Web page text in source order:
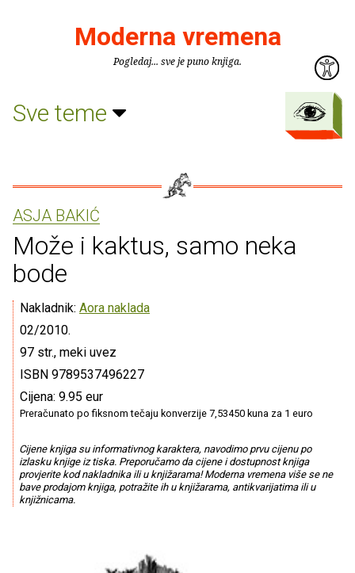
Moderna vremena
Pogledaj... sve je puno knjiga.
Sve teme
ASJA BAKIĆ
Može i kaktus, samo neka
bode
Nakladnik: Aora naklada
02/2010.
97 str., meki uvez
ISBN 9789537496227
Cijena: 9.95 eur
Preračunato po fiksnom tečaju konverzije 7,53450 kuna za 1 euro
Cijene knjiga su informativnog karaktera, navodimo prvu cijenu po
izlasku knjige iz tiska. Preporučamo da cijene i dostupnost knjiga
provjerite kod nakladnika ili u knjižarama! Moderna vremena više se ne
bave prodajom knjiga, potražite ih u knjižarama, antikvarijatima ili u
knjižnicama.